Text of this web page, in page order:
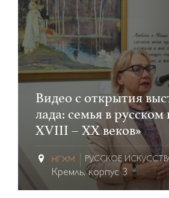
Видео с открытия
лада: семья в русском
XVIII – ХХ веков»
РУССКОЕ
Кремль, корпус 3